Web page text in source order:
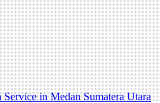
in Medan Sumatera Utara